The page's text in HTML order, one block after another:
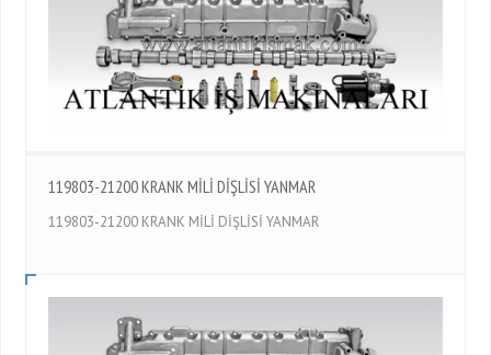
119803-21200 KRANK MİLİ DİŞLİSİ YANMAR
119803-21200 KRANK MİLİ DİŞLİSİ YANMAR